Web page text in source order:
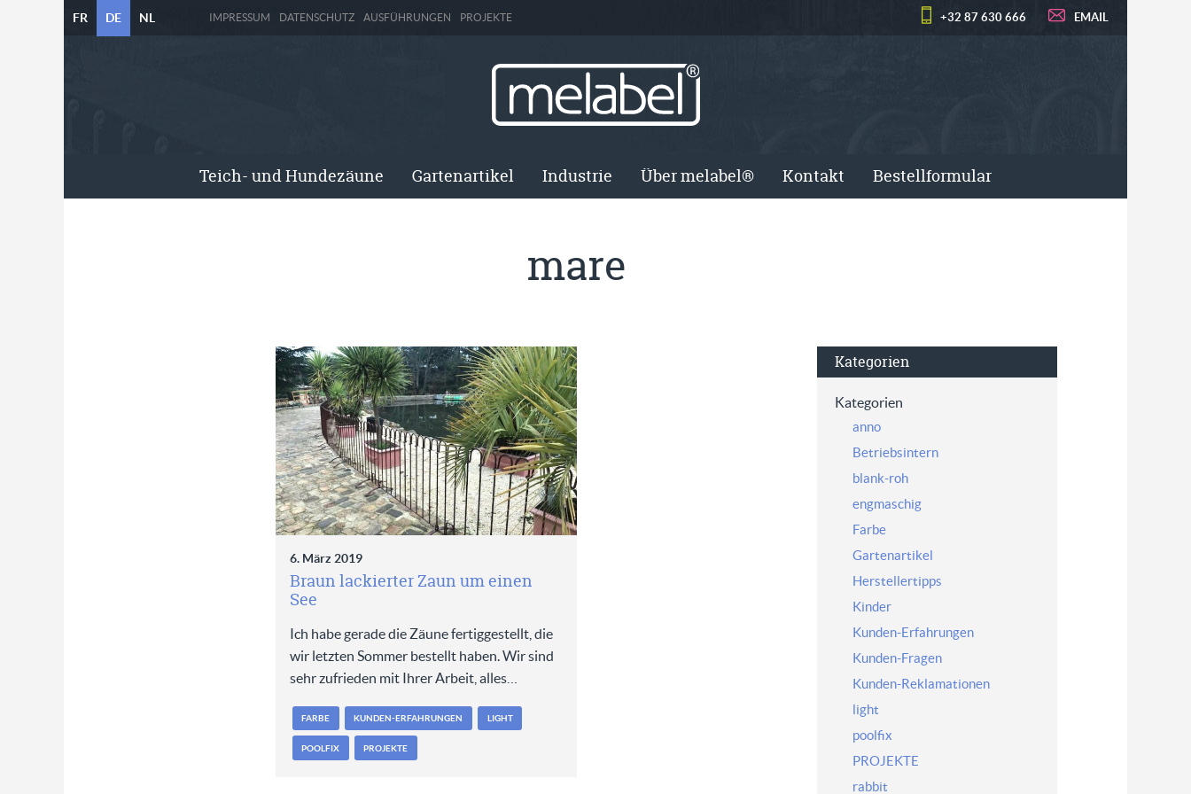
FR DE NL IMPRESSUM DATENSCHUTZ AUSFÜHRUNGEN PROJEKTE +32 87 630 666 EMAIL
Teich- und Hundezäune Gartenartikel Industrie Über melabel® Kontakt Bestellformular
mare
6. März 2019
Braun lackierter Zaun um einen
See
Ich habe gerade die Zäune fertiggestellt, die
wir letzten Sommer bestellt haben. Wir sind
sehr zufrieden mit Ihrer Arbeit, alles…
FARBE KUNDEN-ERFAHRUNGEN LIGHT
POOLFIX PROJEKTE
Kategorien
Kategorien
anno
Betriebsintern
blank-roh
engmaschig
Farbe
Gartenartikel
Herstellertipps
Kinder
Kunden-Erfahrungen
Kunden-Fragen
Kunden-Reklamationen
light
poolfix
PROJEKTE
rabbit